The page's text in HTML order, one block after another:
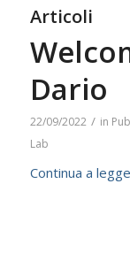
Articoli
Dario
22/09/2022 / in
Lab
Continua a